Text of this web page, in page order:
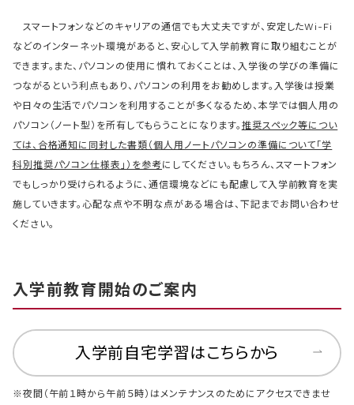
スマートフォンなどのキャリアの通信でも大丈夫ですが、安定したWi-Fi
などのインターネット環境があると、安心して入学前教育に取り組むことが
できます。また、パソコンの使用に慣れておくことは、入学後の学びの準備に
つながるという利点もあり、パソコンの利用をお勧めします。入学後は授業
や日々の生活でパソコンを利用することが多くなるため、本学では個人用の
パソコン（ノート型）を所有してもらうことになります。 推奨スペック等につい
ては、合格通知に同封した書類（個人用ノートパソコンの準備について「学
科別推奨パソコン仕様表」）を参考にしてください。もちろん、スマートフォン
でもしっかり受けられるように、通信環境などにも配慮して入学前教育を実
施していきます。心配な点や不明な点がある場合は、下記までお問い合わせ
ください。
入学前教育開始のご案内
入学前自宅学習はこちらから
※夜間（午前１時から午前５時）はメンテナンスのためにアクセスできませ